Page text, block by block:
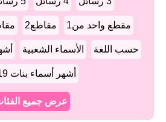
مقطع واحد من1 مقاطع2
حسب اللغة الأسماء الشعبية
أشهر أسماء بنات 2019
عرض جميع